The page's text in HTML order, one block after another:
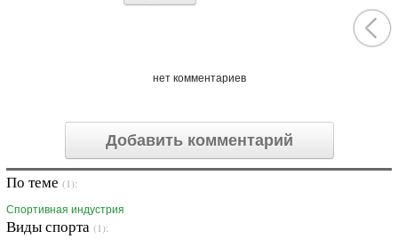
нет комментариев
Добавить комментарий
По теме (1):
Спортивная индустрия
Виды спорта (1):